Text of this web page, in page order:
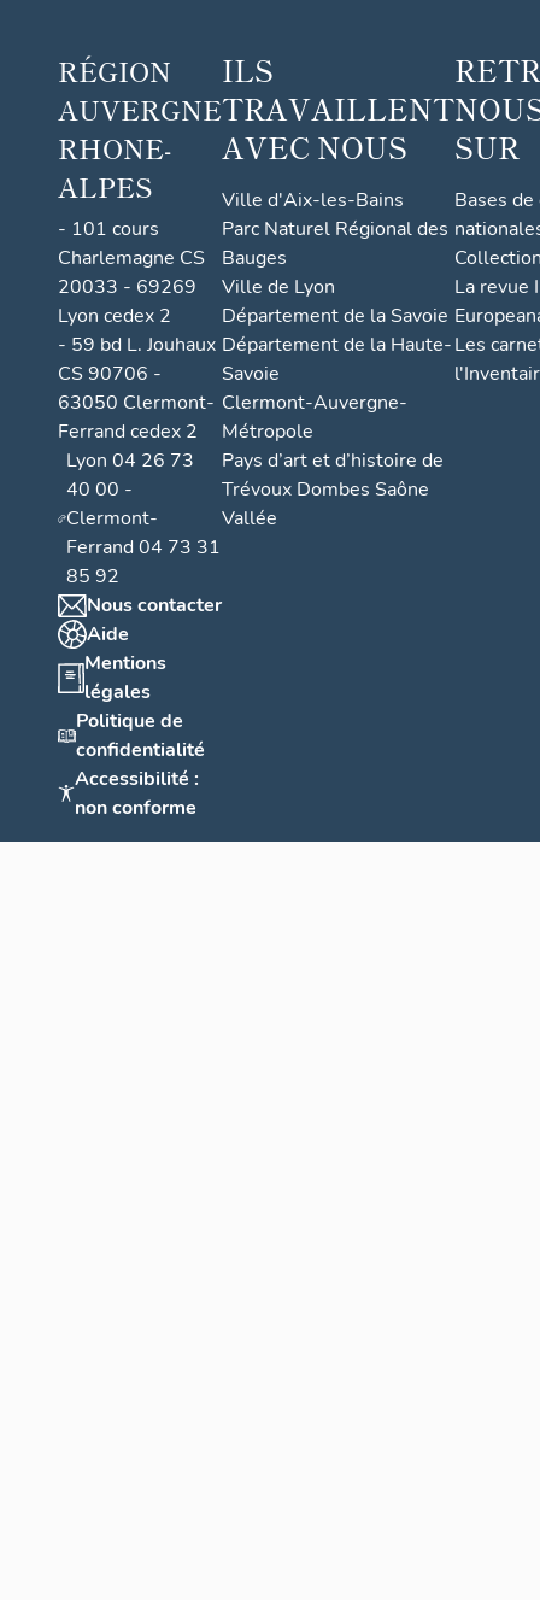
RÉGION
AUVERGNE
RHONE-
ALPES
- 101 cours
Charlemagne CS
20033 - 69269
Lyon cedex 2
- 59 bd L. Jouhaux
CS 90706 -
63050 Clermont-
Ferrand cedex 2
Lyon 04 26 73
40 00 -
Clermont-
Ferrand 04 73 31
85 92
Nous contacter
Aide
Mentions
légales
Politique de
confidentialité
Accessibilité :
non conforme
ILS
TRAVAILLENT
AVEC NOUS
Ville d'Aix-les-Bains
Parc Naturel Régional des
Bauges
Ville de Lyon
Département de la Savoie
Département de la Haute-
Savoie
Clermont-Auvergne-
Métropole
Pays d’art et d’histoire de
Trévoux Dombes Saône
Vallée
SUR
Bases
La revue
Les